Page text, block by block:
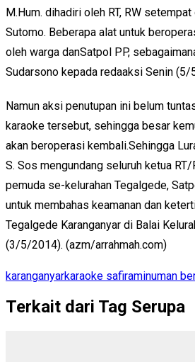
M.Hum. dihadiri oleh RT, RW
Sutomo. Beberapa alat untuk
oleh warga danSatpol PP,
Sudarsono kepada redaaksi Senin (5/
Namun aksi penutupan ini belum
karaoke tersebut, sehingga besar
akan beroperasi kembali.Sehingga
S. Sos mengundang seluruh ketua RT/
pemuda se-kelurahan Tegalgede,
untuk membahas keamanan dan
Tegalgede Karanganyar di Balai
(3/5/2014). (azm/arrahmah.com)
karanganyarkaraoke safiraminuman
Terkait dari Tag Serupa